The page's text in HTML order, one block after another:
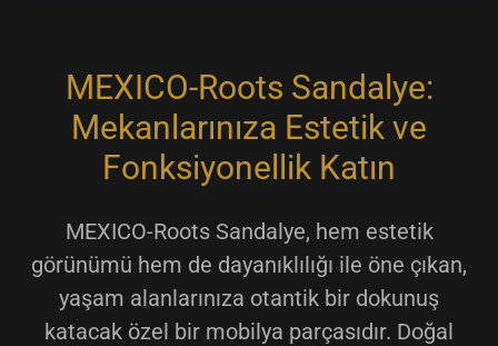
MEXICO-Roots Sandalye:
Mekanlarınıza Estetik ve
Fonksiyonellik Katın
MEXICO-Roots Sandalye, hem estetik
görünümü hem de dayanıklılığı ile öne çıkan,
yaşam alanlarınıza otantik bir dokunuş
katacak özel bir mobilya parçasıdır. Doğal